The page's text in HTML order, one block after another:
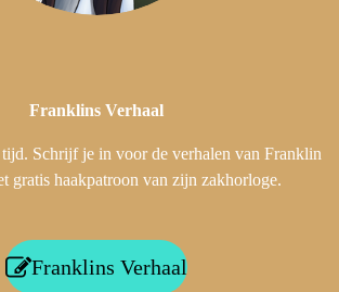
Franklins Verhaal
Schrijf je in voor de verhalen van Franklin
gratis haakpatroon van zijn zakhorloge.
Franklins Verhaal